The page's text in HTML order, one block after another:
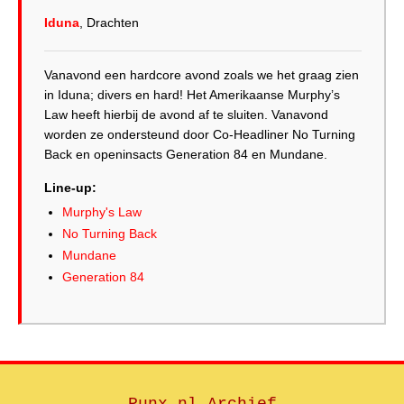
Iduna , Drachten
Vanavond een hardcore avond zoals we het graag zien
in Iduna; divers en hard! Het Amerikaanse Murphy’s
Law heeft hierbij de avond af te sluiten. Vanavond
worden ze ondersteund door Co-Headliner No Turning
Back en openinsacts Generation 84 en Mundane.
Line-up:
Murphy's Law
No Turning Back
Mundane
Generation 84